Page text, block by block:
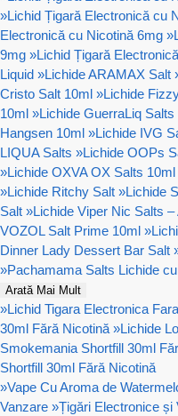
»Lichid Țigară Electronică cu
Electronică cu Nicotină 6mg »
9mg »Lichid Țigară
Liquid »Lichide ARAMAX Salt
Cristo Salt 10ml »Lichide
10ml »Lichide GuerraLiq Salts
Hangsen 10ml »Lichide IVG
LIQUA Salts »Lichide OOPs
»Lichide OXVA OX Salts 10ml
»Lichide Ritchy Salt »Lichide
Salt »Lichide Viper Nic Salts
VOZOL Salt Prime 10ml »
Dinner Lady Dessert Bar Salt
»Pachamama Salts Lichide
Arată Mai Mult
»Lichid Tigara Electronica
30ml Fără Nicotină »Lichide
Smokemania Shortfill 30ml
Shortfill 30ml Fără Nicotină
»Vape Cu Aroma de
Vanzare »Țigări Electronice și